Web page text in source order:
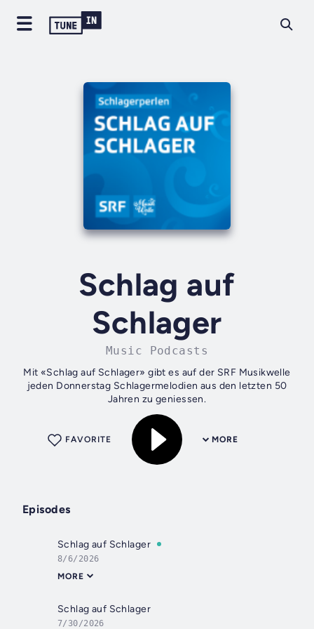
Schlag auf
Schlager
Music Podcasts
Mit «Schlag auf Schlager» gibt es auf der SRF Musikwelle
jeden Donnerstag Schlagermelodien aus den letzten 50
Jahren zu geniessen.
MORE
FAVORITE
Episodes
Schlag auf Schlager
8/6/2026
MORE
Schlag auf Schlager
7/30/2026